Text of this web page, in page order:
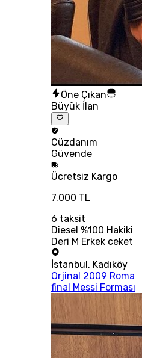
Öne Çıkan
Büyük İlan
Cüzdanım
Güvende
Ücretsiz Kargo
7.000 TL
6 taksit
Diesel %100 Hakiki
Deri M Erkek ceket
İstanbul , Kadıköy
Orjinal 2009 Roma
final Messi Forması